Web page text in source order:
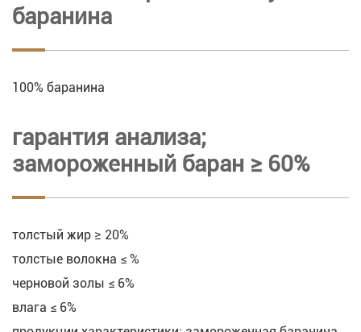
баранина
100% баранина
гарантия анализа;
замороженный баран ≥ 60%
толстый жир ≥ 20%
толстые волокна ≤ %
черновой золы ≤ 6%
влага ≤ 6%